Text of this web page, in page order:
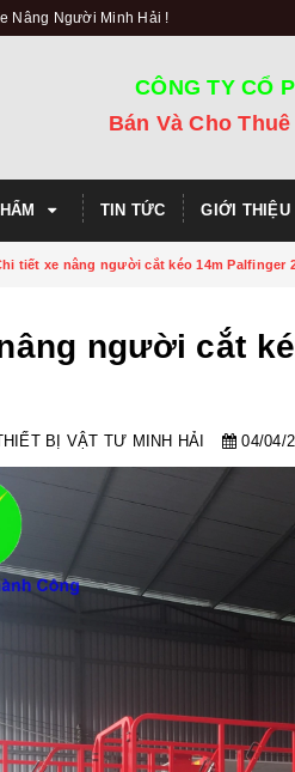
Nâng Người Minh Hải !
CÔNG TY CỔ
Bán Và Cho
TIN TỨC GIỚI THIỆU
tiết xe nâng người cắt kéo 14m Palfinger
người cắt
BỊ VẬT TƯ MINH HẢI 04/04/